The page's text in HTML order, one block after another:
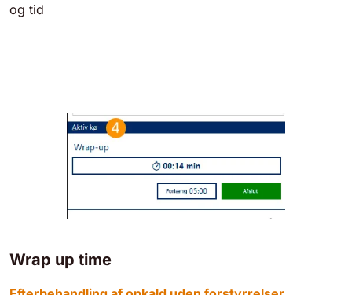
og tid
Wrap up time